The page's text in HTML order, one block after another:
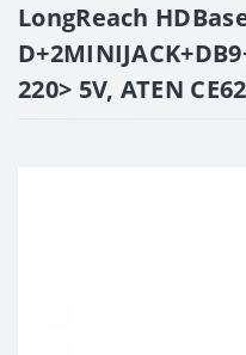
LongReach
220> 5V, ATEN